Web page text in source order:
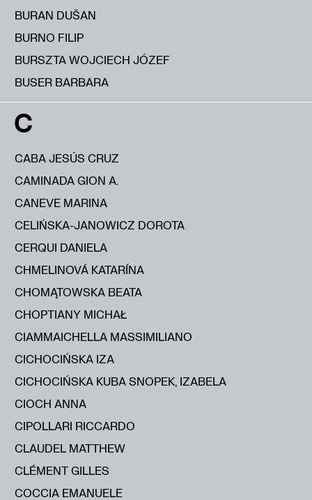
BURAN DUŠAN
BURNO FILIP
BURSZTA WOJCIECH JÓZEF
BUSER BARBARA
C
CABA JESÚS CRUZ
CAMINADA GION A.
CANEVE MARINA
CELIŃSKA-JANOWICZ DOROTA
CERQUI DANIELA
CHMELINOVÁ KATARÍNA
CHOMĄTOWSKA BEATA
CHOPTIANY MICHAŁ
CIAMMAICHELLA MASSIMILIANO
CICHOCIŃSKA IZA
CICHOCIŃSKA KUBA SNOPEK, IZABELA
CIOCH ANNA
CIPOLLARI RICCARDO
CLAUDEL MATTHEW
CLÉMENT GILLES
COCCIA EMANUELE